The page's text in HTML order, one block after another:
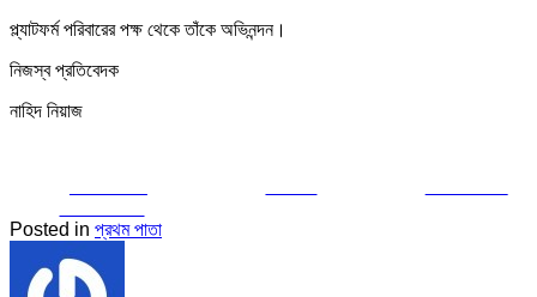
প্ল্যাটফর্ম পরিবারের পক্ষ থেকে তাঁকে অভিনন্দন।
নিজস্ব প্রতিবেদক
নাহিদ নিয়াজ
Posted in প্রথম পাতা